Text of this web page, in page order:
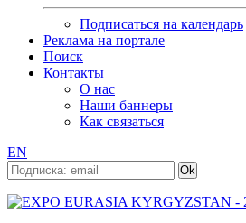
Подписаться на календарь
Реклама на портале
Поиск
Контакты
О нас
Наши баннеры
Как связаться
EN